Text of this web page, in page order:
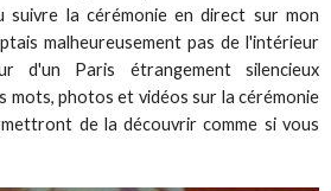
suivre la cérémonie en direct sur mon
malheureusement pas de l'intérieur
d'un Paris étrangement silencieux
mots, photos et vidéos sur la cérémonie
de la découvrir comme si vous